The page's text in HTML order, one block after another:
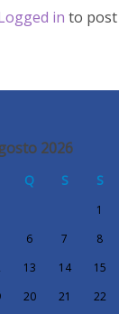
in to post
2026
Q S S
1
6 7 8
13 14 15
20 21 22